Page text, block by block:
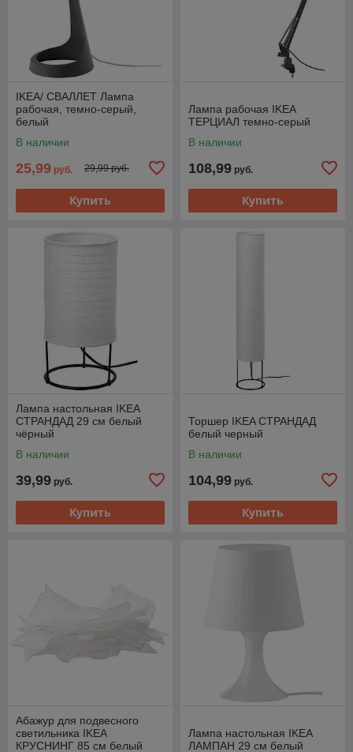
IKEA/ СВАЛЛЕТ Лампа
рабочая, темно-серый,
белый
В наличии
25,99 руб. 29,99 руб.
Купить
Лампа рабочая IKEA
ТЕРЦИАЛ темно-серый
В наличии
108,99 руб.
Купить
Лампа настольная IKEA
СТРАНДАД 29 см белый
чёрный
В наличии
39,99 руб.
Купить
Торшер IKEA СТРАНДАД
белый черный
В наличии
104,99 руб.
Купить
Абажур для подвесного
светильника IKEA
КРУСНИНГ 85 см белый
Лампа настольная IKEA
ЛАМПАН 29 см белый